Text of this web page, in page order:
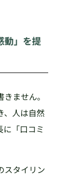
動」を提
ません。
、人は自然
に「口コミ
スタイリン